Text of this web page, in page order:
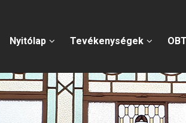
Nyitólap Tevékenységek